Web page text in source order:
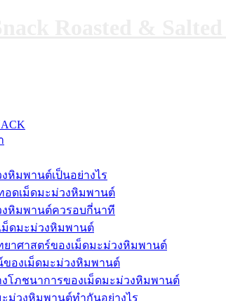
หิมพานต์เป็นอย่างไร
อดเม็ดมะม่วงหิมพานต์
งหิมพานต์ควรอบกี่นาที
ม็ดมะม่วงหิมพานต์
ยาศาสตร์ของเม็ดมะม่วงหิมพานต์
ของเม็ดมะม่วงหิมพานต์
โภชนาการของเม็ดมะม่วงหิมพานต์
ะม่วงหิมพานต์ทำกันอย่างไร